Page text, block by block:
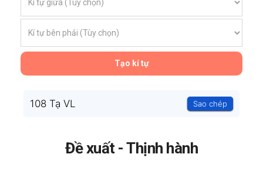
Tạo kí tự
108 Tạ VL Sao chép
Đề xuất - Thịnh hành